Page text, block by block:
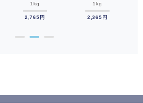
1kg
2,765円
1kg
2,365円
● ●